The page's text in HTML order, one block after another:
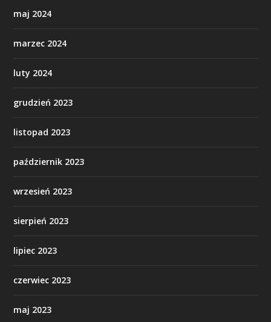
maj 2024
marzec 2024
luty 2024
grudzień 2023
listopad 2023
październik 2023
wrzesień 2023
sierpień 2023
lipiec 2023
czerwiec 2023
maj 2023